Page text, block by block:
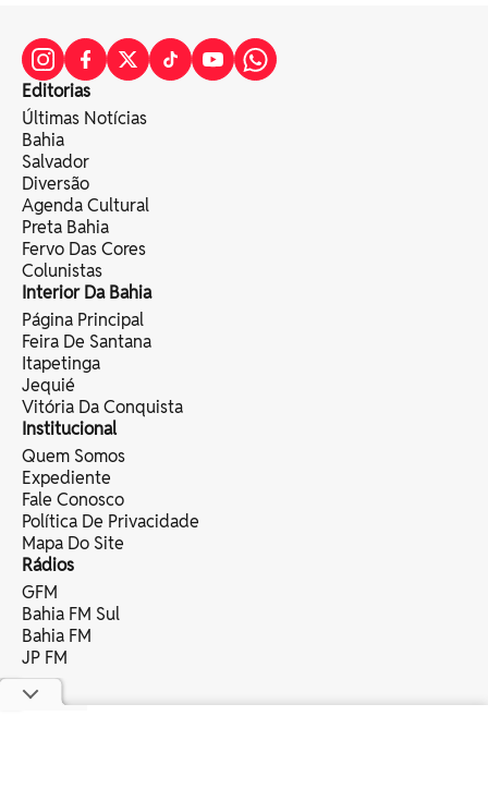
Editorias
Últimas Notícias
Bahia
Salvador
Diversão
Agenda Cultural
Preta Bahia
Fervo Das Cores
Colunistas
Interior Da Bahia
Página Principal
Feira De Santana
Itapetinga
Jequié
Vitória Da Conquista
Institucional
Quem Somos
Expediente
Fale Conosco
Política De Privacidade
Mapa Do Site
Rádios
GFM
Bahia FM Sul
Bahia FM
JP FM